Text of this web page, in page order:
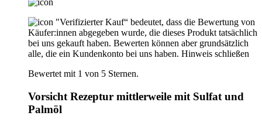
"Verifizierter Kauf“ bedeutet, dass die Bewertung von
Käufer:innen abgegeben wurde, die dieses Produkt tatsächlich
bei uns gekauft haben. Bewerten können aber grundsätzlich
alle, die ein Kundenkonto bei uns haben. Hinweis schließen
Bewertet mit 1 von 5 Sternen.
Vorsicht Rezeptur mittlerweile mit Sulfat und
Palmöl